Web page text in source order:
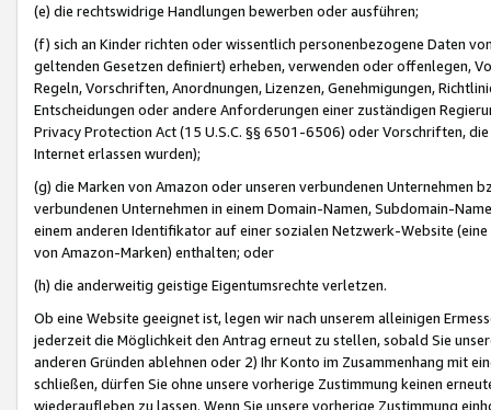
(e) die rechtswidrige Handlungen bewerben oder ausführen;
(f) sich an Kinder richten oder wissentlich personenbezogene Daten
geltenden Gesetzen definiert) erheben, verwenden oder offenlegen,
Regeln, Vorschriften, Anordnungen, Lizenzen, Genehmigungen,
Entscheidungen oder andere Anforderungen einer zuständigen
Privacy Protection Act (15 U.S.C. §§ 6501-6506) oder Vorschriften,
Internet erlassen wurden);
(g) die Marken von Amazon oder unseren verbundenen Unternehmen
verbundenen Unternehmen in einem Domain-Namen, Subdomain-
einem anderen Identifikator auf einer sozialen Netzwerk-Website
von Amazon-Marken) enthalten; oder
(h) die anderweitig geistige Eigentumsrechte verletzen.
Ob eine Website geeignet ist, legen wir nach unserem alleinigen
jederzeit die Möglichkeit den Antrag erneut zu stellen, sobald Sie
anderen Gründen ablehnen oder 2) Ihr Konto im Zusammenhang mit
schließen, dürfen Sie ohne unsere vorherige Zustimmung keinen
wiederaufleben zu lassen. Wenn Sie unsere vorherige Zustimmung